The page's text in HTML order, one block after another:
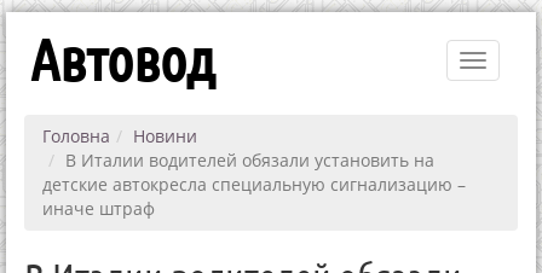
Toggle
Автовод
Головна
Новини
В Италии водителей обязали установить на
детские автокресла специальную сигнализацию –
иначе штраф